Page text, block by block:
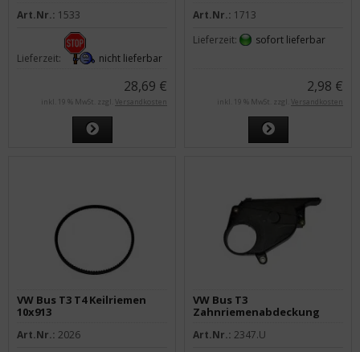
Art.Nr.: 1533
Lieferzeit: nicht lieferbar
28,69 €
inkl. 19 % MwSt. zzgl. Versandkosten
Art.Nr.: 1713
Lieferzeit:
sofort lieferbar
2,98 €
inkl. 19 % MwSt. zzgl. Versandkosten
VW Bus T3 T4 Keilriemen
10x913
Art.Nr.: 2026
VW Bus T3
Zahnriemenabdeckung
Art.Nr.: 2347.U